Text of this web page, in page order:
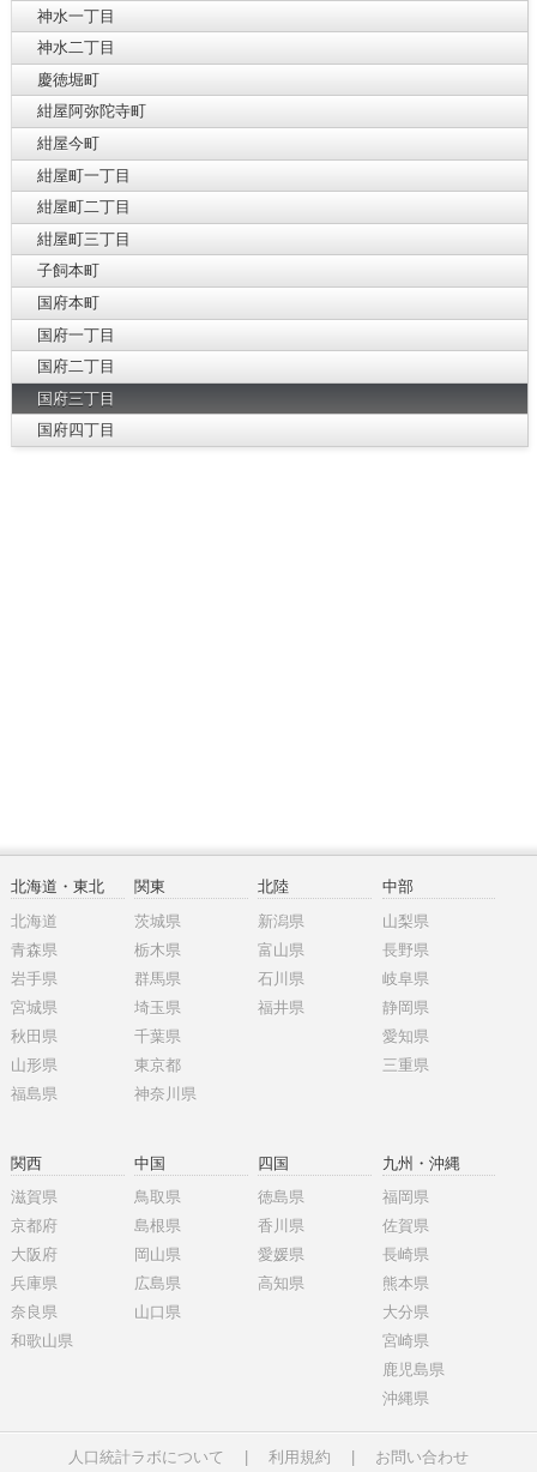
神水一丁目
神水二丁目
慶徳堀町
紺屋阿弥陀寺町
紺屋今町
紺屋町一丁目
紺屋町二丁目
紺屋町三丁目
子飼本町
国府本町
国府一丁目
国府二丁目
国府三丁目
国府四丁目
北海道・東北
北海道
青森県
岩手県
宮城県
秋田県
山形県
福島県
関東
茨城県
栃木県
群馬県
埼玉県
千葉県
東京都
神奈川県
北陸
新潟県
富山県
石川県
福井県
中部
山梨県
長野県
岐阜県
静岡県
愛知県
三重県
関西
滋賀県
京都府
大阪府
兵庫県
奈良県
和歌山県
中国
鳥取県
島根県
岡山県
広島県
山口県
四国
徳島県
香川県
愛媛県
高知県
九州・沖縄
福岡県
佐賀県
長崎県
熊本県
大分県
宮崎県
鹿児島県
沖縄県
人口統計ラボについて 利用規約 お問い合わせ